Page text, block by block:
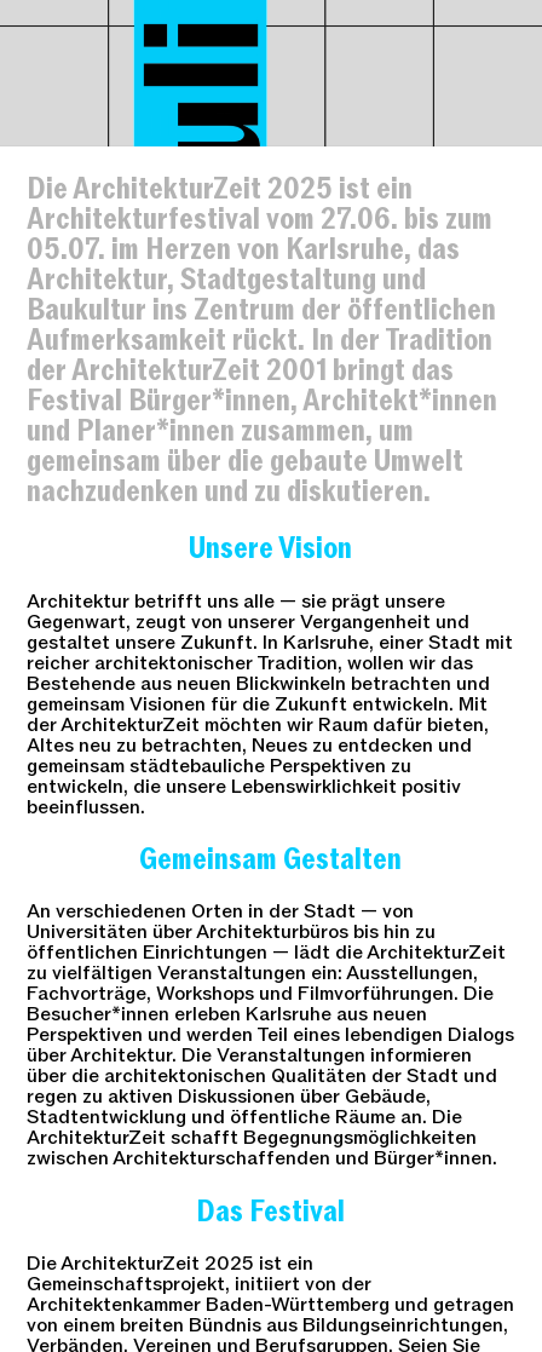
Die ArchitekturZeit 2025 ist ein
Architekturfestival vom 27.06. bis zum
05.07. im Herzen von Karlsruhe, das
Architektur, Stadtgestaltung und
Baukultur ins Zentrum der öffentlichen
Aufmerksamkeit rückt. In der Tradition
der ArchitekturZeit 2001 bringt das
Festival Bürger*innen, Architekt*innen
und Planer*innen zusammen, um
gemeinsam über die gebaute Umwelt
nachzudenken und zu diskutieren.
Unsere Vision
Architektur betrifft uns alle — sie prägt unsere
Gegenwart, zeugt von unserer Vergangenheit und
gestaltet unsere Zukunft. In Karlsruhe, einer Stadt mit
reicher architektonischer Tradition, wollen wir das
Bestehende aus neuen Blickwinkeln betrachten und
gemeinsam Visionen für die Zukunft entwickeln. Mit
der ArchitekturZeit möchten wir Raum dafür bieten,
Altes neu zu betrachten, Neues zu entdecken und
gemeinsam städtebauliche Perspektiven zu
entwickeln, die unsere Lebenswirklichkeit positiv
beeinflussen.
Gemeinsam Gestalten
An verschiedenen Orten in der Stadt — von
Universitäten über Architekturbüros bis hin zu
öffentlichen Einrichtungen — lädt die ArchitekturZeit
zu vielfältigen Veranstaltungen ein: Ausstellungen,
Fachvorträge, Workshops und Filmvorführungen. Die
Besucher*innen erleben Karlsruhe aus neuen
Perspektiven und werden Teil eines lebendigen Dialogs
über Architektur. Die Veranstaltungen informieren
über die architektonischen Qualitäten der Stadt und
regen zu aktiven Diskussionen über Gebäude,
Stadtentwicklung und öffentliche Räume an. Die
ArchitekturZeit schafft Begegnungsmöglichkeiten
zwischen Architekturschaffenden und Bürger*innen.
Das Festival
Die ArchitekturZeit 2025 ist ein
Gemeinschaftsprojekt, initiiert von der
Architektenkammer Baden-Württemberg und getragen
von einem breiten Bündnis aus Bildungseinrichtungen,
Verbänden, Vereinen und Berufsgruppen. Seien Sie